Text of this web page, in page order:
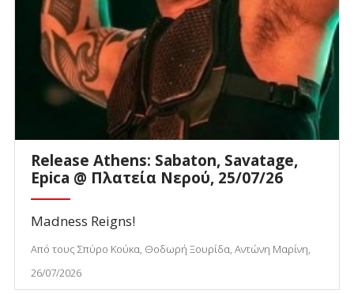
Release Athens: Sabaton, Savatage,
Epica @ Πλατεία Νερού, 25/07/26
Madness Reigns!
Από τους Σπύρο Κούκα, Θοδωρή Ξουρίδα, Αντώνη Μαρίνη,
26/07/2026